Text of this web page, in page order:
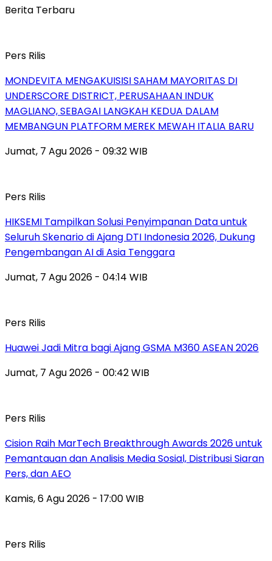
Berita Terbaru
Pers Rilis
MONDEVITA MENGAKUISISI SAHAM MAYORITAS DI
UNDERSCORE DISTRICT, PERUSAHAAN INDUK
MAGLIANO, SEBAGAI LANGKAH KEDUA DALAM
MEMBANGUN PLATFORM MEREK MEWAH ITALIA BARU
Jumat, 7 Agu 2026 - 09:32 WIB
Pers Rilis
HIKSEMI Tampilkan Solusi Penyimpanan Data untuk
Seluruh Skenario di Ajang DTI Indonesia 2026, Dukung
Pengembangan AI di Asia Tenggara
Jumat, 7 Agu 2026 - 04:14 WIB
Pers Rilis
Huawei Jadi Mitra bagi Ajang GSMA M360 ASEAN 2026
Jumat, 7 Agu 2026 - 00:42 WIB
Pers Rilis
Cision Raih MarTech Breakthrough Awards 2026 untuk
Pemantauan dan Analisis Media Sosial, Distribusi Siaran
Pers, dan AEO
Kamis, 6 Agu 2026 - 17:00 WIB
Pers Rilis